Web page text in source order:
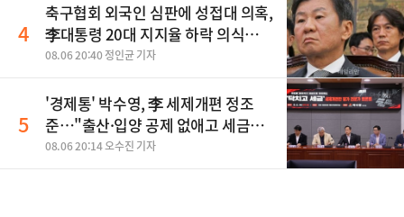
4
축구협회 외국인 심판에 성접대 의혹,
李대통령 20대 지지율 하락 의식했
나, 삼전닉스 올인은 금물, SK하이닉
민석 "과반 승리 가능성 99%" 등
08.06 20:40 정인균 기자
5
'경제통' 박수영, 李 세제개편 정조
준…"출산·입양 공제 없애고 세금폭
탄"
08.06 20:14 오수진 기자